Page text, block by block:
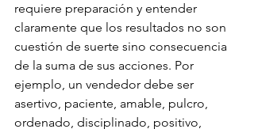
requiere preparación y entender
claramente que los resultados no son
cuestión de suerte sino consecuencia
de la suma de sus acciones. Por
ejemplo, un vendedor debe ser
asertivo, paciente, amable, pulcro,
ordenado, disciplinado, positivo,